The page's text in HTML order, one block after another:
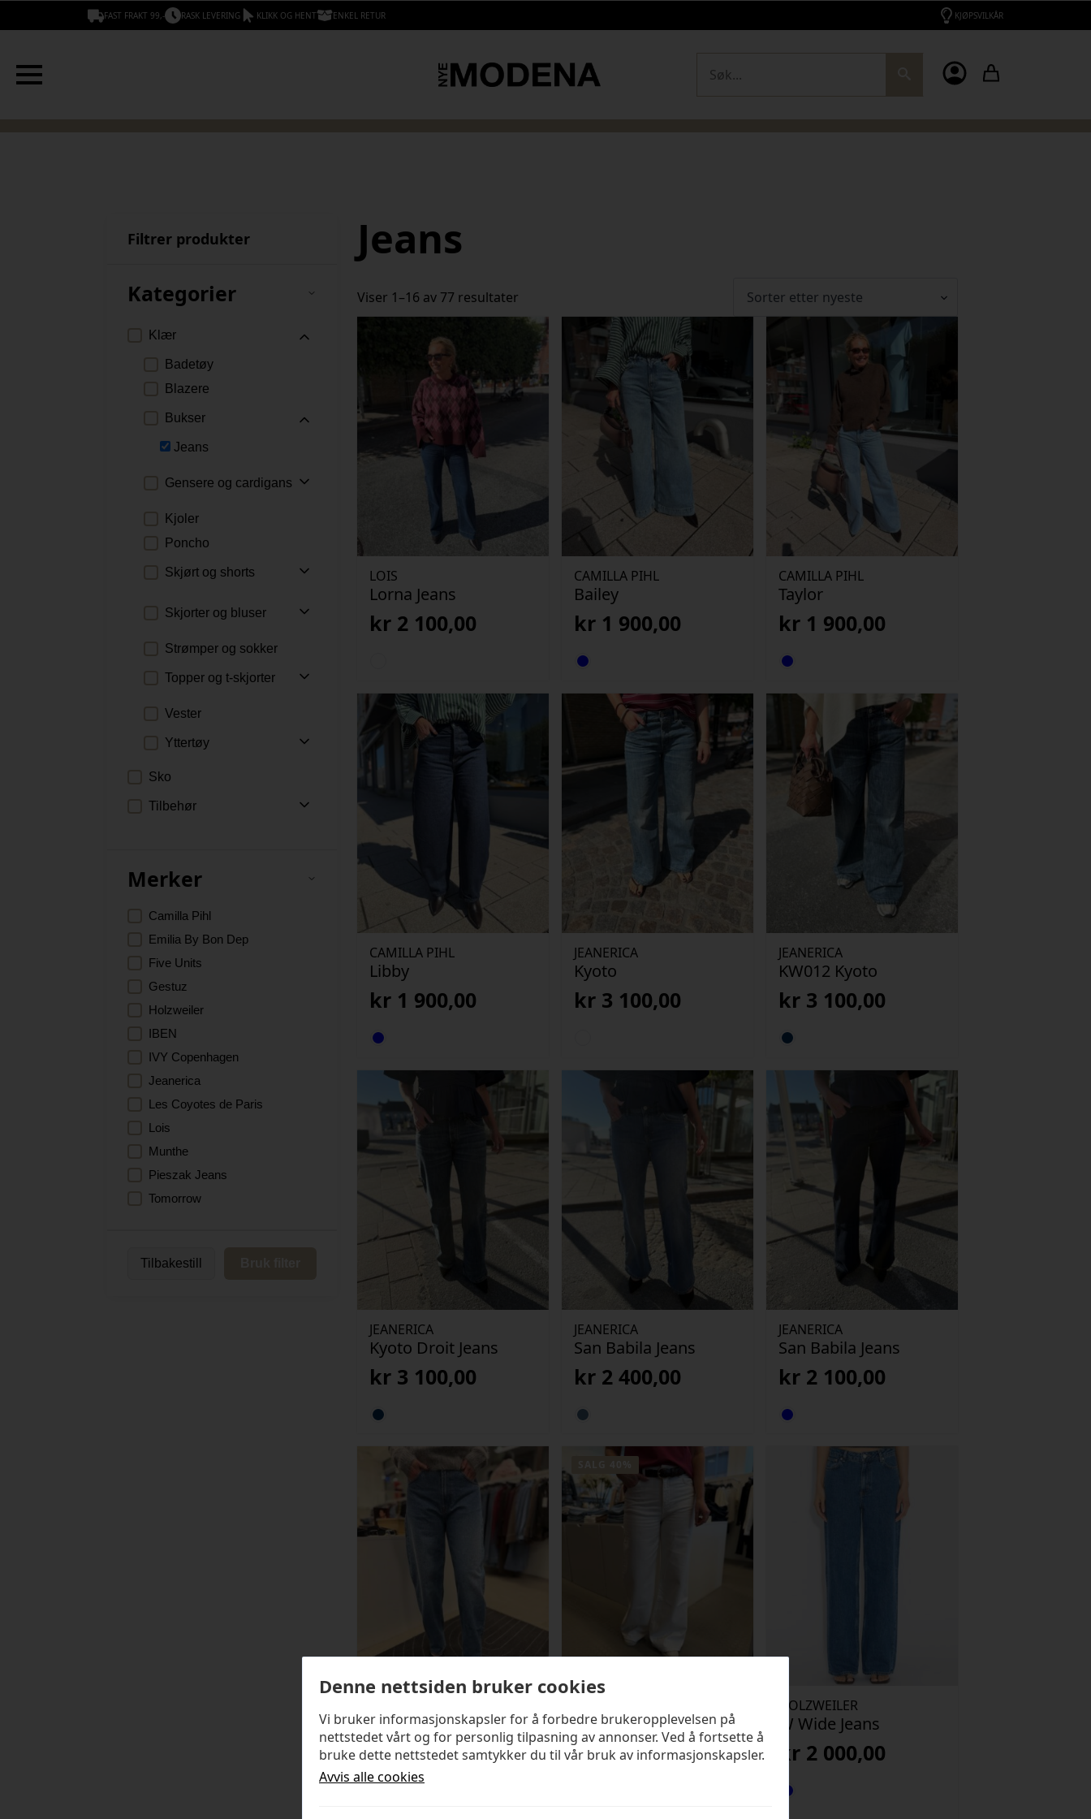
FAST FRAKT 99,- RASK LEVERING KLIKK OG HENT ENKEL RETUR KJØPSVILKÅR
Filtrer produkter
Kategorier
Klær
Badetøy
Blazere
Bukser
Jeans
Gensere og cardigans
Cardigans
Gensere
Kjoler
Poncho
Skjørt og shorts
Skjorter og bluser
Bluser
Strømper og sokker
Topper og t-skjorter
Singleter
Vester
Yttertøy
Sko
Tilbehør
Caps
Duftelys
Duftpinner
Hals
Hansker og votter
Hatter
Koffert
Lesebriller
Luer
Pannebånd
Skjerf
Smykker
Smykkeskrin
Solbriller
Merker
Camilla Pihl
Emilia By Bon Dep
Five Units
Gestuz
Holzweiler
IBEN
IVY Copenhagen
Jeanerica
Les Coyotes de Paris
Lois
Munthe
Pieszak Jeans
Tomorrow
Tilbakestill
Jeans
Viser 1–16 av 77 resultater
etter
LOIS
Lorna Jeans
kr 2 100,00
CAMILLA PIHL
Bailey
kr 1 900,00
CAMILLA PIHL
Taylor
kr 1 900,00
CAMILLA PIHL
Libby
kr 1 900,00
JEANERICA
Kyoto
kr 3 100,00
JEANERICA
KW012 Kyoto
kr 3 100,00
JEANERICA
Kyoto Droit Jeans
kr 3 100,00
JEANERICA
San Babila Jeans
kr 2 400,00
JEANERICA
San Babila Jeans
kr 2 100,00
Reign Barrel Jeans
kr2 299,00
Taylor Jeans
kr1 080,00
HOLZWEILER
W Wide Jeans
kr 2 000,00
Denne nettsiden bruker cookies
Vi bruker informasjonskapsler for å forbedre brukeropplevelsen på
nettstedet vårt og for personlig tilpasning av annonser. Ved å fortsette å
bruke dette nettstedet samtykker du til vår bruk av informasjonskapsler.
Avvis alle cookies